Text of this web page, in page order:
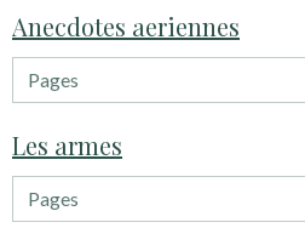
Anecdotes aeriennes
Les armes